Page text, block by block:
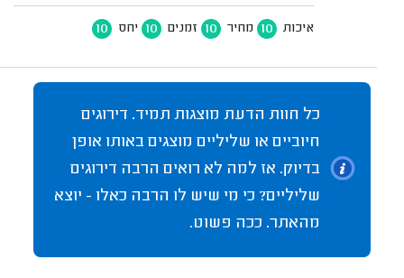
איכות 10 מחיר 10 זמנים 10 יחס 10
כל חוות הדעת מוצגות תמיד. דירוגים
חיוביים או שליליים מוצגים באותו אופן
בדיוק. אז למה לא רואים הרבה דירוגים
שליליים? כי מי שיש לו הרבה כאלו - יוצא
מהאתר. ככה פשוט.